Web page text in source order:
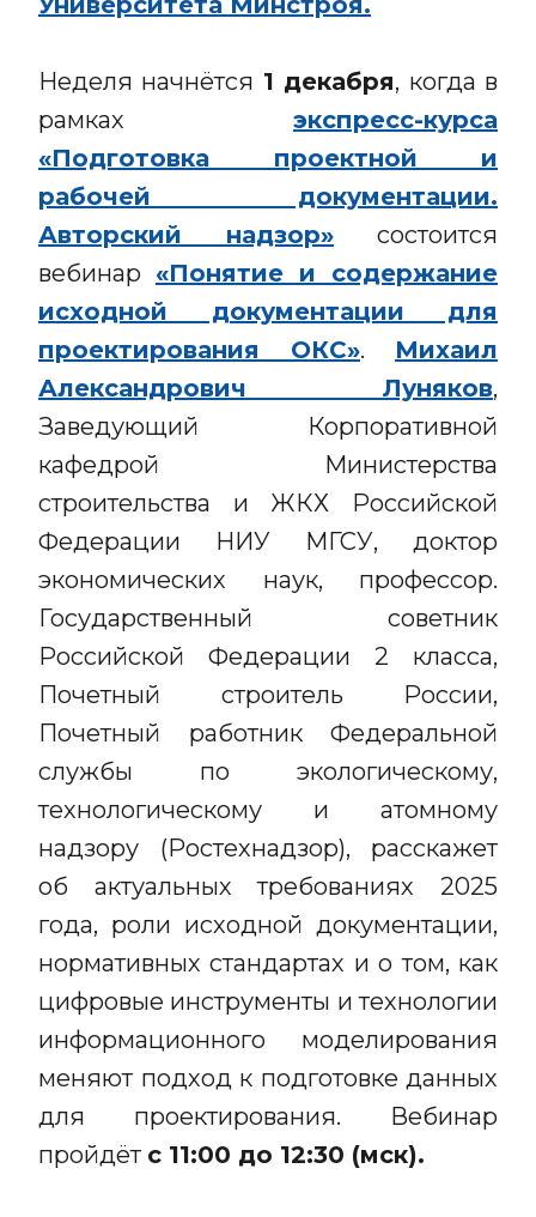
Неделя начнётся 1 декабря, когда в
рамках экспресс-курса
«Подготовка проектной и
рабочей документации.
Авторский надзор» состоится
вебинар «Понятие и содержание
исходной документации для
проектирования ОКС». Михаил
Александрович Луняков,
Заведующий Корпоративной
кафедрой Министерства
строительства и ЖКХ Российской
Федерации НИУ МГСУ, доктор
экономических наук, профессор.
Государственный советник
Российской Федерации 2 класса,
Почетный строитель России,
Почетный работник Федеральной
службы по экологическому,
технологическому и атомному
надзору (Ростехнадзор), расскажет
об актуальных требованиях 2025
года, роли исходной документации,
нормативных стандартах и о том, как
цифровые инструменты и технологии
информационного моделирования
меняют подход к подготовке данных
для проектирования. Вебинар
пройдёт с 11:00 до 12:30 (мск).